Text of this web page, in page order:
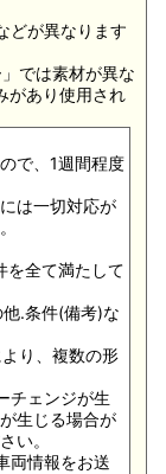
どが異なります
では素材が異な
があり使用され
で、1週間程度
は一切対応が
を全て満たして
.条件(備考)な
り、複数の形
チェンジが生
生じる場合が
い。
両情報をお送